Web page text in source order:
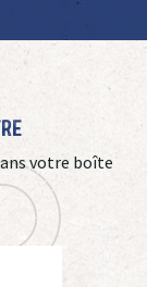
votre boîte